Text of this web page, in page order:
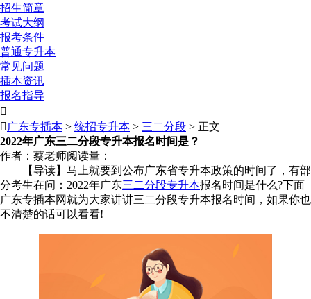
招生简章
考试大纲
报考条件
普通专升本
常见问题
插本资讯
报名指导

 广东专插本 > 统招专升本 > 三二分段 > 正文
2022年广东三二分段专升本报名时间是？
作者：蔡老师阅读量：
【导读】马上就要到公布广东省专升本政策的时间了，有部
分考生在问：2022年广东三二分段专升本报名时间是什么?下面
广东专插本网就为大家讲讲三二分段专升本报名时间，如果你也
不清楚的话可以看看!